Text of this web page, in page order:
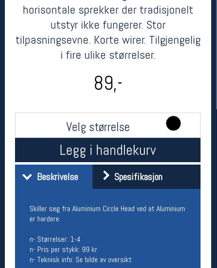
horisontale sprekker der tradisjonelt
utstyr ikke fungerer. Stor
tilpasningsevne. Korte wirer. Tilgjengelig
i fire ulike størrelser.
89,-
Velg størrelse
Legg i handlekurv
Beskrivelse Spesifikasjon
Skiller seg fra Aluminium Circle Head ved at Aluminium
er hardere.
n- Størrelser: 1-4
n- Pris per stykk: 99 kr
n- Teknisk info: Se bilde av oversikt
Her finner du oss
Oslo Sportslager
Telefon: 23 32 62 00
(telefontid man-fredag klokken 10-13)
Om oss
Kontakt oss